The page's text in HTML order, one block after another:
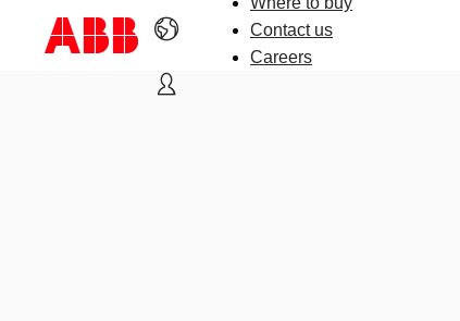
Contact us
Careers